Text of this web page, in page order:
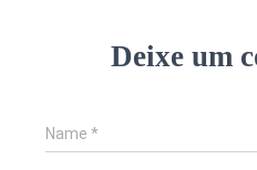
Deixe um
Name *